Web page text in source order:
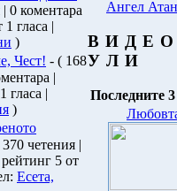
0 коментара
1 гласа |
)
Чест! - ( 168
|
гласа |
)
четения |
5 от
Есета,
Ангел
В И Д Е
У Л И
Последните